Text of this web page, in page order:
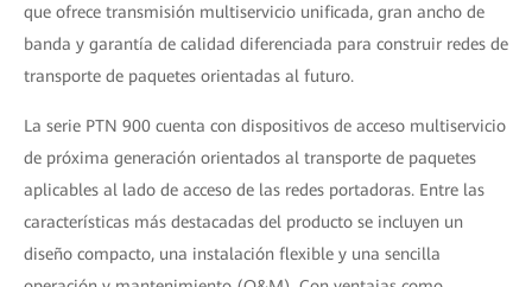
que ofrece transmisión multiservicio unificada, gran ancho de
banda y garantía de calidad diferenciada para construir redes de
transporte de paquetes orientadas al futuro.
La serie PTN 900 cuenta con dispositivos de acceso multiservicio
de próxima generación orientados al transporte de paquetes
aplicables al lado de acceso de las redes portadoras. Entre las
características más destacadas del producto se incluyen un
diseño compacto, una instalación flexible y una sencilla